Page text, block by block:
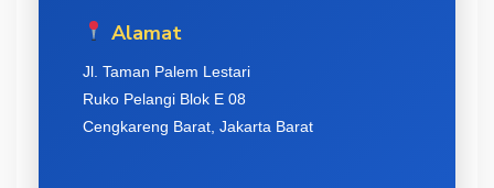
Alamat
Jl. Taman Palem Lestari
Ruko Pelangi Blok E 08
Cengkareng Barat, Jakarta Barat